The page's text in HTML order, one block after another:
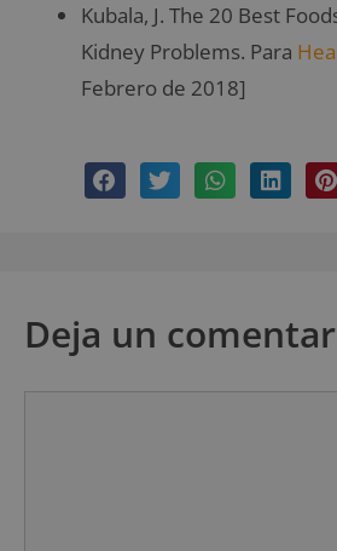
Kubala, J. The 20 Best
Kidney Problems. Para
Febrero de 2018]
Deja un